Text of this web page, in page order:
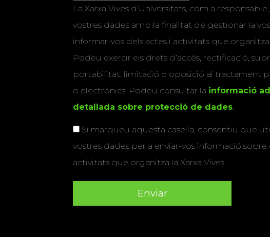
La Xarxa Vives d’Universitats, com a
vostres dades amb la finalitat de gestionar la
informar-vos dels actes i activitats que organitza
Podeu exercir els drets d’accés, rectificació,
portabilitat, limitació o oposició al tractament
o electrònics. Podeu consultar la informació
detallada sobre protecció de dades.
Si marqueu aquesta casella, consentiu que
vostres dades per a enviar-vos informació sobre
activitats que organitza la Xarxa Vives.